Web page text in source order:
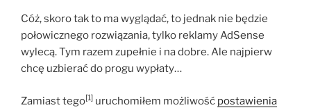
Cóż, skoro tak to ma wyglądać, to jednak nie będzie
połowicznego rozwiązania, tylko reklamy AdSense
wylecą. Tym razem zupełnie i na dobre. Ale najpierw
chcę uzbierać do progu wypłaty…
Zamiast tego[1] uruchomiłem możliwość postawienia